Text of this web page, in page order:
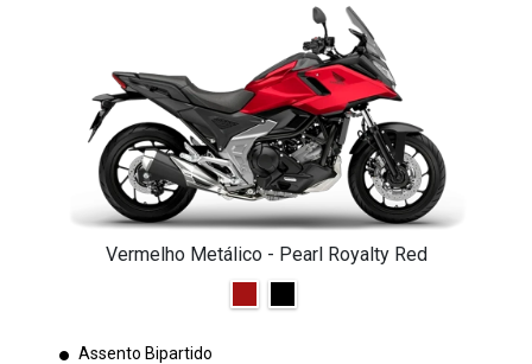
Vermelho Metálico - Pearl Royalty Red
Assento Bipartido